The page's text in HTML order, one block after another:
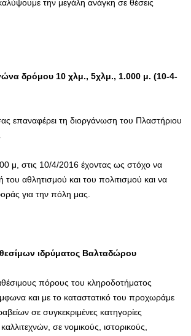
την μεγάλη ανάγκη σε θέσεις
δρόμου 10 χλμ., 5χλμ., 1.000 μ. (10-4-
επαναφέρει τη διοργάνωση του Πλαστήριου
μ, στις 10/4/2016 έχοντας ως στόχο να
του αθλητισμού και του πολιτισμού και να
για την πόλη μας.
ιδρύματος Βαλταδώρου
πόρους του κληροδοτήματος
και με το καταστατικό του προχωράμε
σε συγκεκριμένες κατηγορίες
σε νομικούς, ιστορικούς,